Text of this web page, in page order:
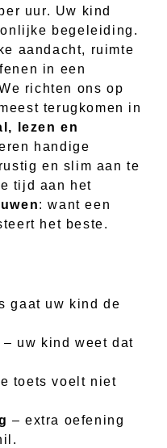
uur. Uw kind
begeleiding.
aandacht, ruimte
in een
richten ons op
terugkomen in
lezen en
handige
en slim aan te
tijd aan het
: want een
het beste.
gaat uw kind de
– uw kind weet dat
toets voelt niet
– extra oefening